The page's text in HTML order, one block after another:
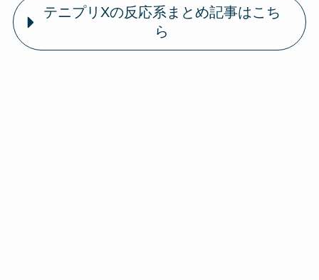
テニプリXの反応系まとめ記事はこち
ら